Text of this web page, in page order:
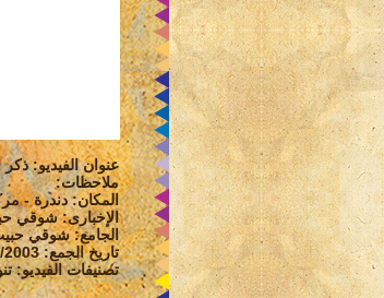
عنوان الفيديو: ذكر
ملاحظات:
المكان: دندرة -
الإخبارى: شوقي
الجامع: شوقي
تاريخ الجمع: 01/05/2003
تصنيفات